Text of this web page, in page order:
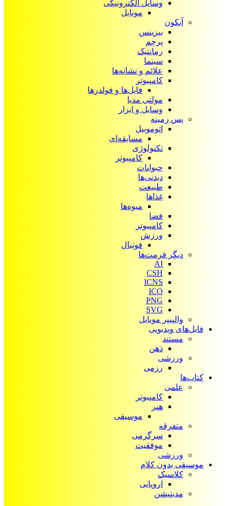
وسایل الکترونیکی
موبایل
آیکون‌
بیزینس
پرچم
رمانتیک
سینما
علائم و نشانه‌ها
کامپیوتر
فایل‌ها و فولدرها
مولتی مدیا
وسایل و ابزار
پس زمینه
اتوموبیل
مسابقه‌ای
تکنولوژی
کامپیوتر
حیوانات
دیدنی‌ها
طبیعت
غذاها
میوه‌ها
فضا
کامپیوتر
ورزش
فوتبال
دیگر فرمت‌ها
AI
CSH
ICNS
ICO
PNG
SVG
والپیپر موبایل
فایل‌های ویدیویی
مستند
ذهن
ورزشی
رزمی
کتاب‌ها
علمی
کامپیوتر
هنر
موسیقی
متفرقه
سرگرمی
موفقیت
ورزشی
موسیقی بدون کلام
کلاسیک
اروپایی
مدیتیشن